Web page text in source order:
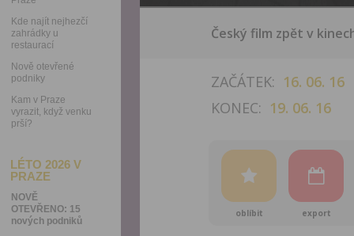
Kde najít nejhezčí
zahrádky u
restaurací
Nově otevřené
podniky
Kam v Praze
vyrazit, když venku
prší?
LÉTO 2026 V
PRAZE
NOVĚ
OTEVŘENO: 15
nových podniků
Český film zpět v
ZAČÁTEK: 16. 06. 16
KONEC: 19. 06. 16
oblíbit export